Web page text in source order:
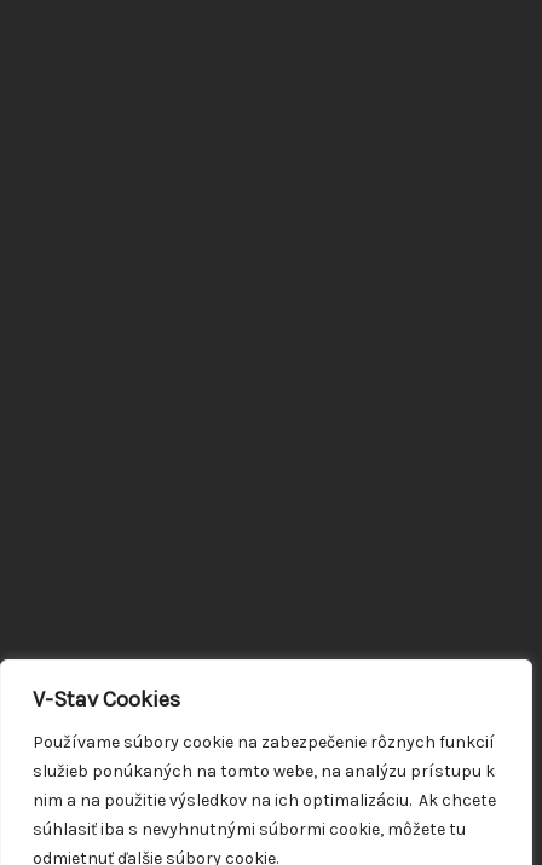
V-Stav Cookies
Používame súbory cookie na zabezpečenie rôznych funkcií
služieb ponúkaných na tomto webe, na analýzu prístupu k
nim a na použitie výsledkov na ich optimalizáciu. Ak chcete
súhlasiť iba s nevyhnutnými súbormi cookie, môžete tu
odmietnuť ďalšie súbory cookie.